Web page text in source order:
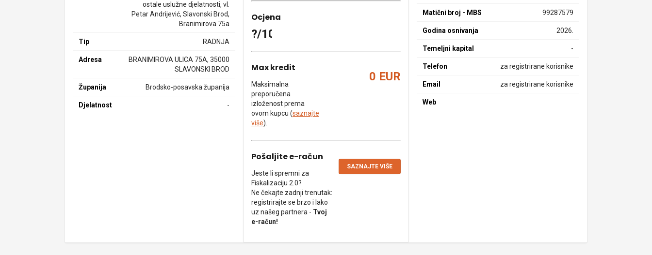
ostale uslužne djelatnosti, vl.
Petar Andrijević, Slavonski Brod,
Branimirova 75a
Tip RADNJA
Adresa
BRANIMIROVA ULICA 75A, 35000
SLAVONSKI BROD
Županija Brodsko-posavska županija
Djelatnost -
Ocjena
?/10
Max kredit
Maksimalna
preporučena
izloženost prema
ovom kupcu (saznajte
više).
0 EUR
Pošaljite e-račun
Jeste li spremni za
Fiskalizaciju 2.0?
Ne čekajte zadnji trenutak:
registrirajte se brzo i lako
uz našeg partnera - Tvoj
e-račun!
SAZNAJTE VIŠE
Matični broj - MBS 99287579
Godina osnivanja 2026.
Temeljni kapital -
Telefon za registrirane korisnike
Email za registrirane korisnike
Web